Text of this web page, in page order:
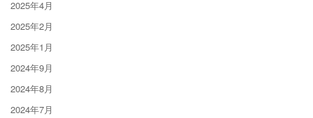
2025年4月
2025年2月
2025年1月
2024年9月
2024年8月
2024年7月